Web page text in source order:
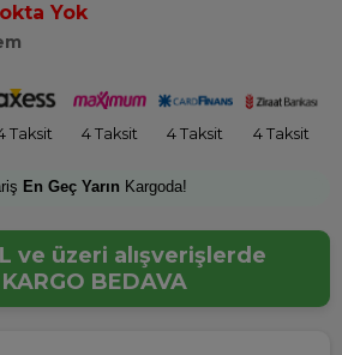
Yok
Taksit 4 Taksit 4 Taksit 4 Taksit
En Geç Yarın Kargoda!
ve üzeri alışverişlerde
KARGO BEDAVA